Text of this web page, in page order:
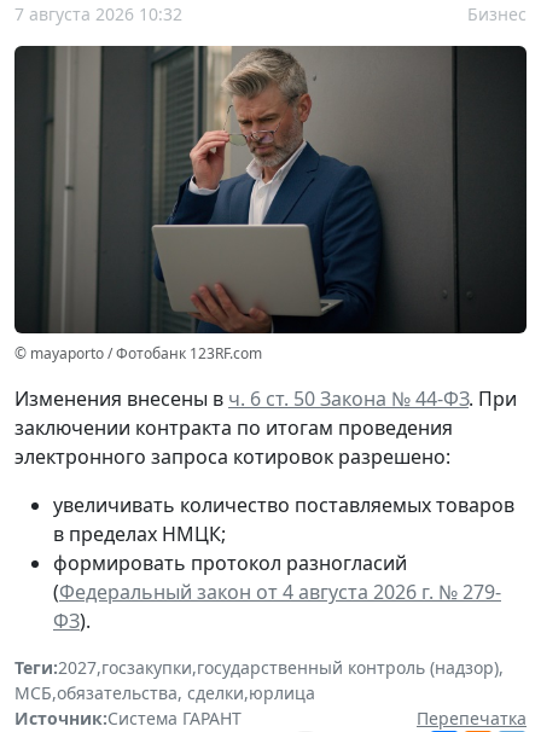
7 августа 2026 10:32 Бизнес
© mayaporto / Фотобанк 123RF.com
Изменения внесены в ч. 6 ст. 50 Закона № 44-ФЗ. При
заключении контракта по итогам проведения
электронного запроса котировок разрешено:
увеличивать количество поставляемых товаров
в пределах НМЦК;
формировать протокол разногласий
(Федеральный закон от 4 августа 2026 г. № 279-
ФЗ).
Теги:2027,госзакупки,государственный контроль (надзор),
МСБ,обязательства, сделки,юрлица
Источник:Система ГАРАНТ
Перепечатка